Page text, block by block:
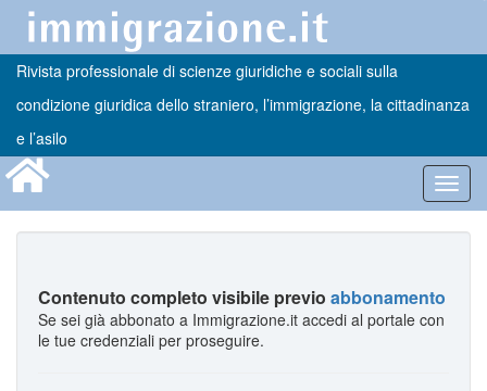
Rivista professionale di scienze giuridiche e sociali sulla
condizione giuridica dello straniero, l’immigrazione, la cittadinanza
e l’asilo
Contenuto completo visibile previo abbonamento
Se sei già abbonato a Immigrazione.it accedi al portale con
le tue credenziali per proseguire.